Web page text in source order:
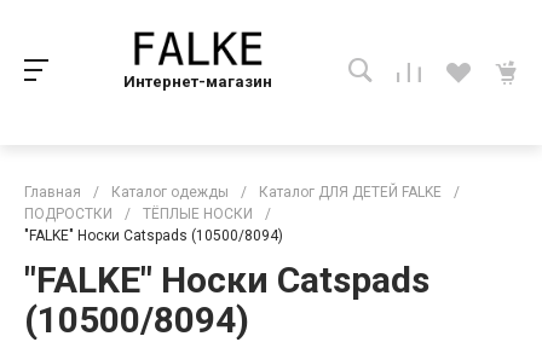
Интернет-магазин
Главная / Каталог одежды / Каталог ДЛЯ ДЕТЕЙ FALKE
/
ПОДРОСТКИ
/ ТЁПЛЫЕ НОСКИ
/
"FALKE" Носки Catspads (10500/8094)
"FALKE" Носки Catspads
(10500/8094)